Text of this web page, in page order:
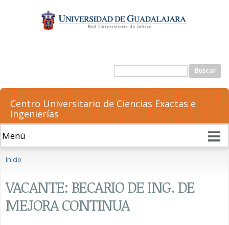
contenido
principal
Formulario de búsqueda
Buscar
Centro Universitario de Ciencias Exactas e
Ingenierías
Inicio
VACANTE: BECARIO DE ING. DE
MEJORA CONTINUA